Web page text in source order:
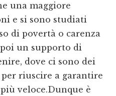
una maggiore
e si sono studiati
di povertà o carenza
poi un supporto di
dove ci sono dei
riuscire a garantire
veloce.Dunque è